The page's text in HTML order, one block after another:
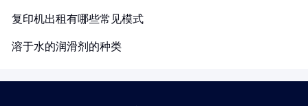
复印机出租有哪些常见模式
溶于水的润滑剂的种类